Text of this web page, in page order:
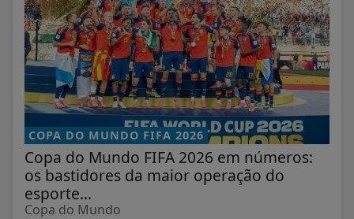
COPA DO MUNDO FIFA 2026
Copa do Mundo FIFA 2026 em números:
os bastidores da maior operação do
esporte...
Copa do Mundo